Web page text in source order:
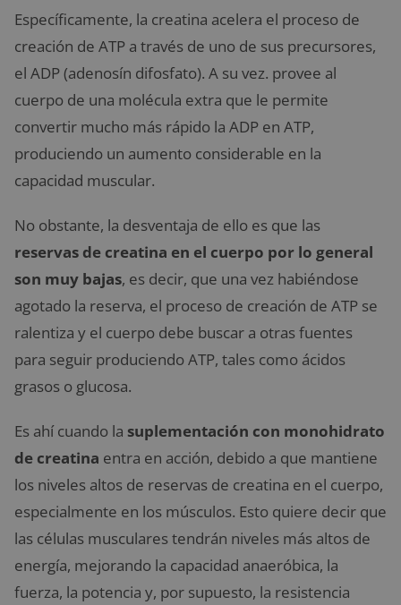
Específicamente, la creatina acelera el proceso de
creación de ATP a través de uno de sus precursores,
el ADP (adenosín difosfato). A su vez. provee al
cuerpo de una molécula extra que le permite
convertir mucho más rápido la ADP en ATP,
produciendo un aumento considerable en la
capacidad muscular.
No obstante, la desventaja de ello es que las
reservas de creatina en el cuerpo por lo general
son muy bajas, es decir, que una vez habiéndose
agotado la reserva, el proceso de creación de ATP se
ralentiza y el cuerpo debe buscar a otras fuentes
para seguir produciendo ATP, tales como ácidos
grasos o glucosa.
Es ahí cuando la suplementación con monohidrato
de creatina entra en acción, debido a que mantiene
los niveles altos de reservas de creatina en el cuerpo,
especialmente en los músculos. Esto quiere decir que
las células musculares tendrán niveles más altos de
energía, mejorando la capacidad anaeróbica, la
fuerza, la potencia y, por supuesto, la resistencia